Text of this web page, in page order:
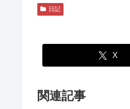
日記
X
関連記事